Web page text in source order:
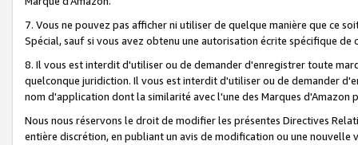
7. Vous ne pouvez pas afficher ni utiliser de quelque manière que ce
Spécial, sauf si vous avez obtenu une autorisation écrite spécifique de
8. Il vous est interdit d'utiliser ou de demander d'enregistrer toute
quelconque juridiction. Il vous est interdit d'utiliser ou de demander
nom d'application dont la similarité avec l'une des Marques
Nous nous réservons le droit de modifier les présentes Directives
entière discrétion, en publiant un avis de modification ou une nouvelle